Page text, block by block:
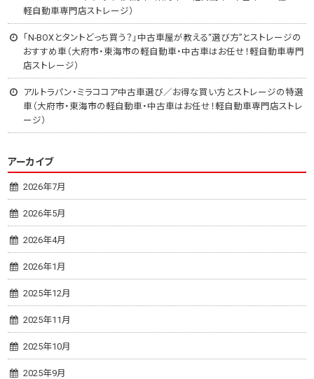
軽自動車専門店ストレージ）
「N-BOXとタントどっち買う？」中古車屋が教える“選び方”とストレージの
おすすめ車（大府市・東海市の軽自動車・中古車はお任せ！軽自動車専門
店ストレージ）
アルトラパン・ミラココア中古車選び／お得な買い方とストレージの特選
車（大府市・東海市の軽自動車・中古車はお任せ！軽自動車専門店ストレ
ージ）
アーカイブ
2026年7月
2026年5月
2026年4月
2026年1月
2025年12月
2025年11月
2025年10月
2025年9月